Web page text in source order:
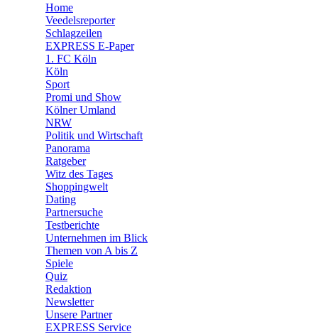
🛒 Shoppingwelt
Home
Veedelsreporter
Schlagzeilen
EXPRESS E-Paper
1. FC Köln
Köln
Sport
Promi und Show
Kölner Umland
NRW
Politik und Wirtschaft
Panorama
Ratgeber
Witz des Tages
Shoppingwelt
Dating
Partnersuche
Testberichte
Unternehmen im Blick
Themen von A bis Z
Spiele
Quiz
Redaktion
Newsletter
Unsere Partner
EXPRESS Service